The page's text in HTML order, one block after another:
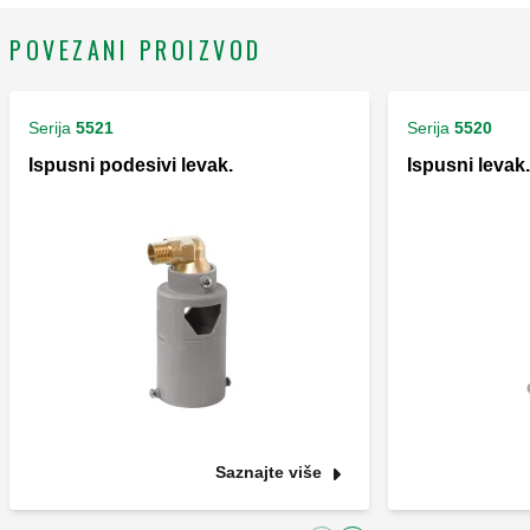
POVEZANI PROIZVOD
Serija 5521
Ispusni podesivi levak.
Saznajte više
Serija 5520
Ispusni levak.